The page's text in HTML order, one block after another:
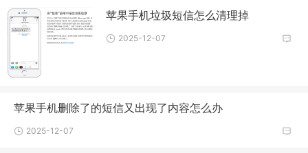
苹果手机垃圾短信怎么清理掉
2025-12-07
苹果手机删除了的短信又出现了内容怎么办
2025-12-07